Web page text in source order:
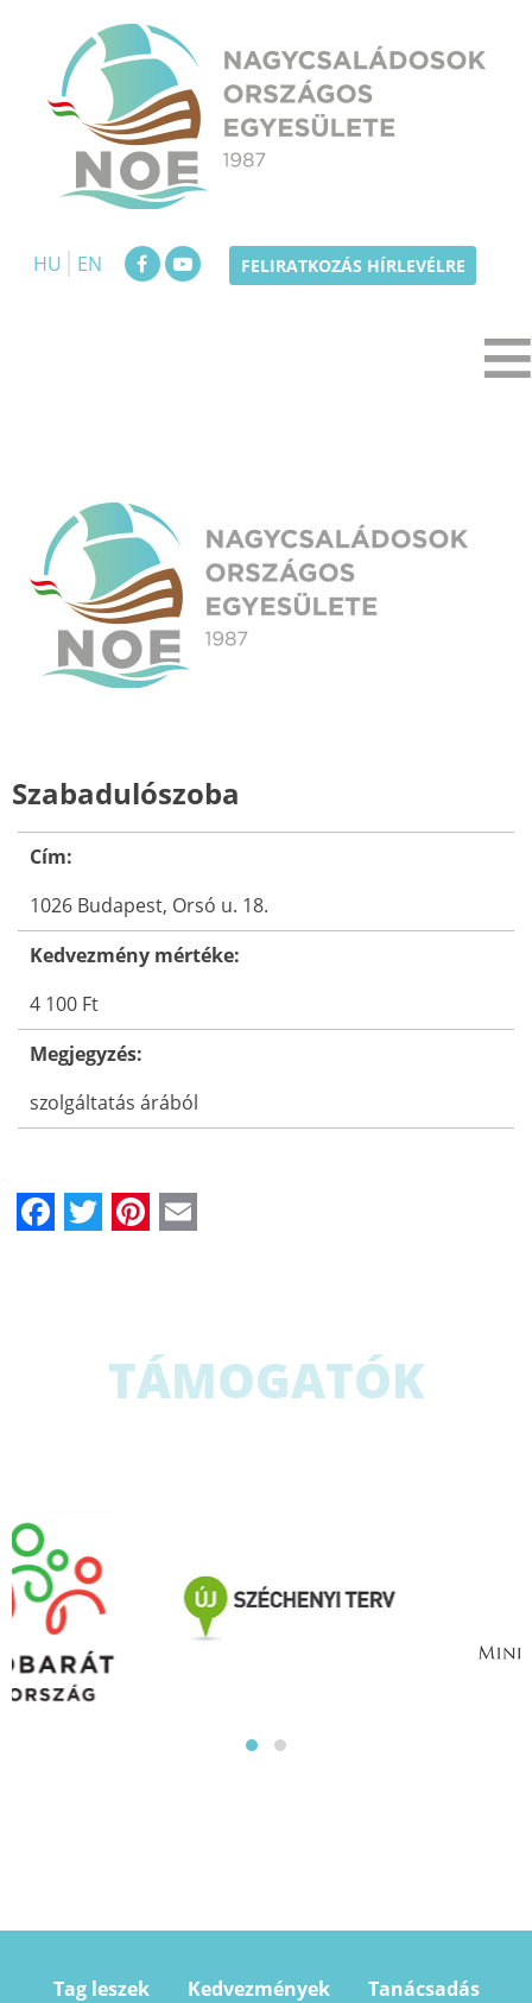
content
HU
EN FELIRATKOZÁS HÍRLEVÉLRE
Szabadulószoba
Cím:
1026 Budapest, Orsó u. 18.
Kedvezmény mértéke:
4 100 Ft
Megjegyzés:
szolgáltatás árából
Facebook
TwitterPinterest
TÁMOGATÓK
Tag leszek Kedvezmények
Tanácsadás